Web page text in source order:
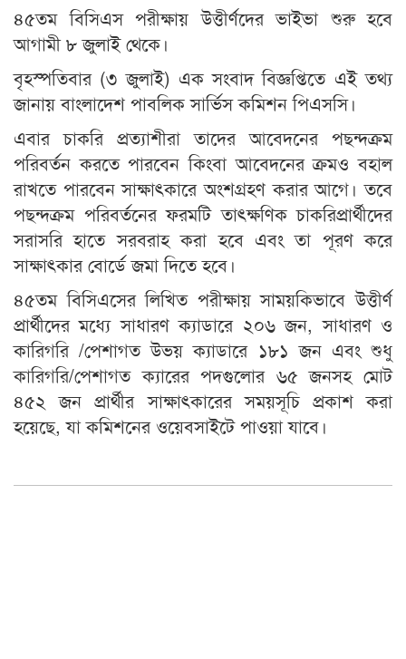
৪৫তম বিসিএস পরীক্ষায় উত্তীর্ণদের ভাইভা শুরু হবে
আগামী ৮ জুলাই থেকে।
বৃহস্পতিবার (৩ জুলাই) এক সংবাদ বিজ্ঞপ্তিতে এই তথ্য
জানায় বাংলাদেশ পাবলিক সার্ভিস কমিশন পিএসসি।
এবার চাকরি প্রত্যাশীরা তাদের আবেদনের পছন্দক্রম
পরিবর্তন করতে পারবেন কিংবা আবেদনের ক্রমও বহাল
রাখতে পারবেন সাক্ষাৎকারে অংশগ্রহণ করার আগে। তবে
পছন্দক্রম পরিবর্তনের ফরমটি তাৎক্ষণিক চাকরিপ্রার্থীদের
সরাসরি হাতে সরবরাহ করা হবে এবং তা পূরণ করে
সাক্ষাৎকার বোর্ডে জমা দিতে হবে।
৪৫তম বিসিএসের লিখিত পরীক্ষায় সাময়কিভাবে উত্তীর্ণ
প্রার্থীদের মধ্যে সাধারণ ক্যাডারে ২০৬ জন, সাধারণ ও
কারিগরি /পেশাগত উভয় ক্যাডারে ১৮১ জন এবং শুধু
কারিগরি/পেশাগত ক্যারের পদগুলোর ৬৫ জনসহ মোট
৪৫২ জন প্রার্থীর সাক্ষাৎকারের সময়সূচি প্রকাশ করা
হয়েছে, যা কমিশনের ওয়েবসাইটে পাওয়া যাবে।